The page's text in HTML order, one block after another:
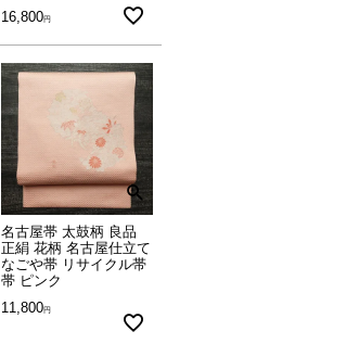
16,800
名古屋帯 太鼓柄 良品
正絹 花柄 名古屋仕立て
なごや帯 リサイクル帯
帯 ピンク
11,800